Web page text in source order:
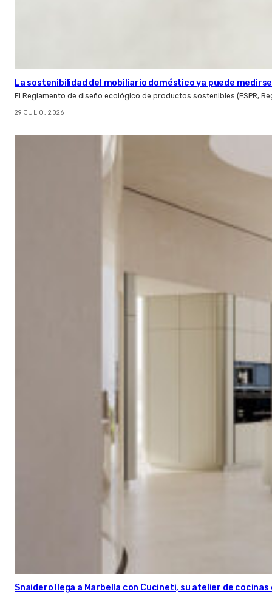
La sostenibilidad del mobiliario doméstico ya puede
El Reglamento de diseño ecológico de productos sostenibles (ESPR,
29 JULIO, 2026
Snaidero llega a Marbella con Cucineti, su atelier de cocinas